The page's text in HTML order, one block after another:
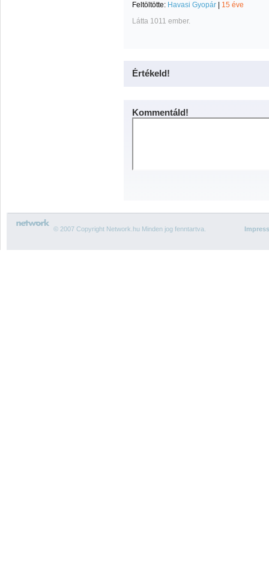
Feltöltötte: Havasi Gyopár
15 éve
Látta 1011 ember.
Értékeld!
Kommentáld!
© 2007 Copyright Network.hu Minden jog fenntartva.